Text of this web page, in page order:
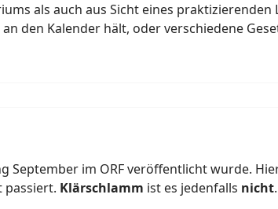
als auch aus Sicht eines
den Kalender hält, oder verschiedene
September im ORF veröffentlicht wurde.
passiert. Klärschlamm ist es jedenfalls nicht.